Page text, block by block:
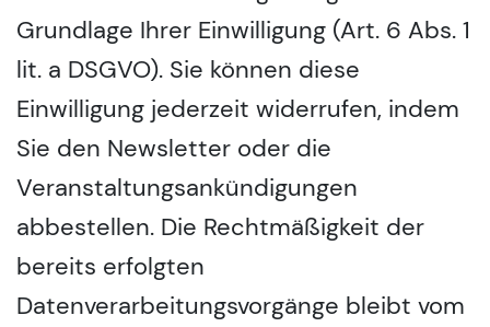
Grundlage Ihrer Einwilligung (Art. 6 Abs. 1
lit. a DSGVO). Sie können diese
Einwilligung jederzeit widerrufen, indem
Sie den Newsletter oder die
Veranstaltungsankündigungen
abbestellen. Die Rechtmäßigkeit der
bereits erfolgten
Datenverarbeitungsvorgänge bleibt vom